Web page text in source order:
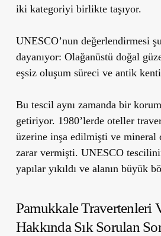
iki kategoriyi birlikte taşıyor.
UNESCO’nun değerlendirmesi
dayanıyor: Olağanüstü doğal
eşsiz oluşum süreci ve antik
Bu tescil aynı zamanda bir
getiriyor. 1980’lerde oteller
üzerine inşa edilmişti ve mineral
zarar vermişti. UNESCO
yapılar yıkıldı ve alanın büyük
Pamukkale Travertenleri
Hakkında Sık Sorulan